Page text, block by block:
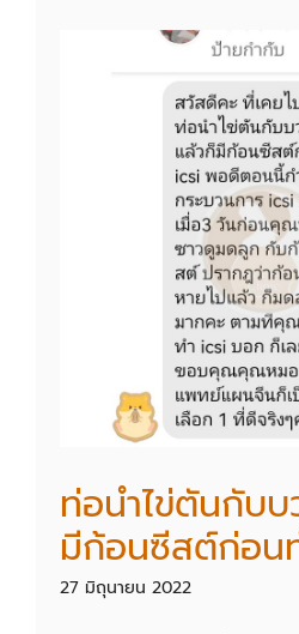
ท่อนําไข่ตันกับ
มีก้อนซีสต์ก่อน
27 มิถุนายน 2022